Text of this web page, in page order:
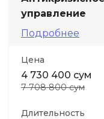
управление
Подробнее
Цена
4 730 400 сум
7 708 800 сум
Длительность